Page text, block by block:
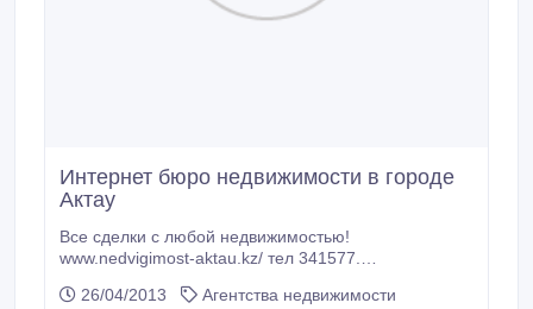
Интернет бюро недвижимости в городе
Актау
Все сделки с любой недвижимостью!
www.nedvigimost-aktau.kz/ тел 341577.
26/04/2013
Агентства недвижимости